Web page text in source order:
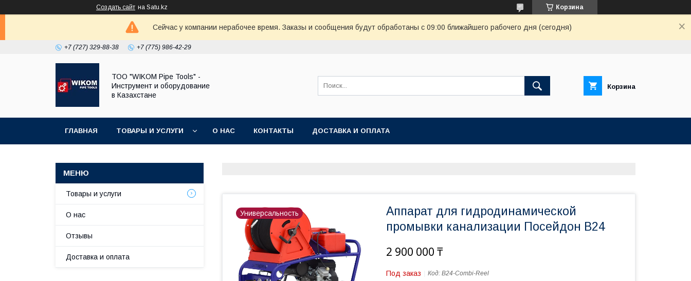
Создать сайт на Satu.kz Корзина
Сейчас у компании нерабочее время. Заказы и сообщения будут обработаны с 09:00 ближайшего рабочего дня (сегодня)
+7 (727) 329-88-38 +7 (775) 986-42-29
ТОО "WIKOM Pipe Tools" -
Инструмент и оборудование
в Казахстане
Корзина
ГЛАВНАЯ ТОВАРЫ И УСЛУГИ О НАС КОНТАКТЫ ДОСТАВКА И ОПЛАТА
Универсальность
Аппарат для гидродинамической
промывки канализации Посейдон B24
2 900 000 ₸
Под заказ Код: B24-Combi-Reel
Товары и услуги
О нас
Отзывы
Доставка и оплата